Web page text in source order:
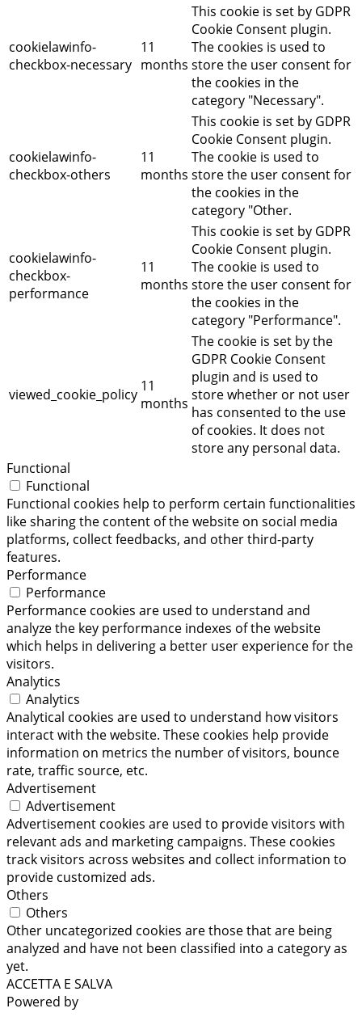
cookielawinfo-
checkbox-necessary
11
months
This cookie is set by GDPR
Cookie Consent plugin.
The cookies is used to
store the user consent for
the cookies in the
category "Necessary".
cookielawinfo-
checkbox-others
11
months
This cookie is set by GDPR
Cookie Consent plugin.
The cookie is used to
store the user consent for
the cookies in the
category "Other.
cookielawinfo-
checkbox-
performance
11
months
This cookie is set by GDPR
Cookie Consent plugin.
The cookie is used to
store the user consent for
the cookies in the
category "Performance".
viewed_cookie_policy 11
months
The cookie is set by the
GDPR Cookie Consent
plugin and is used to
store whether or not user
has consented to the use
of cookies. It does not
store any personal data.
Functional
Functional
Functional cookies help to perform certain functionalities
like sharing the content of the website on social media
platforms, collect feedbacks, and other third-party
features.
Performance
Performance
Performance cookies are used to understand and
analyze the key performance indexes of the website
which helps in delivering a better user experience for the
visitors.
Analytics
Analytics
Analytical cookies are used to understand how visitors
interact with the website. These cookies help provide
information on metrics the number of visitors, bounce
rate, traffic source, etc.
Advertisement
Advertisement
Advertisement cookies are used to provide visitors with
relevant ads and marketing campaigns. These cookies
track visitors across websites and collect information to
provide customized ads.
Others
Others
Other uncategorized cookies are those that are being
analyzed and have not been classified into a category as
yet.
ACCETTA E SALVA
Powered by